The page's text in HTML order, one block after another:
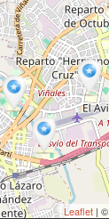
Leaflet| ©